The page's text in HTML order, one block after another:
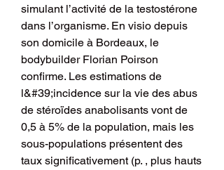
simulant l’activité de la testostérone
dans l’organisme. En visio depuis
son domicile à Bordeaux, le
bodybuilder Florian Poirson
confirme. Les estimations de
l&#39;incidence sur la vie des abus
de stéroïdes anabolisants vont de
0,5 à 5% de la population, mais les
sous-populations présentent des
taux significativement (p. , plus hauts